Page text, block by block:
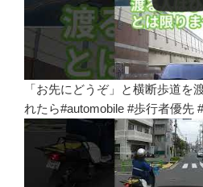
「お先にどうぞ」と横断歩道を
れたら#automobile #歩行者優先